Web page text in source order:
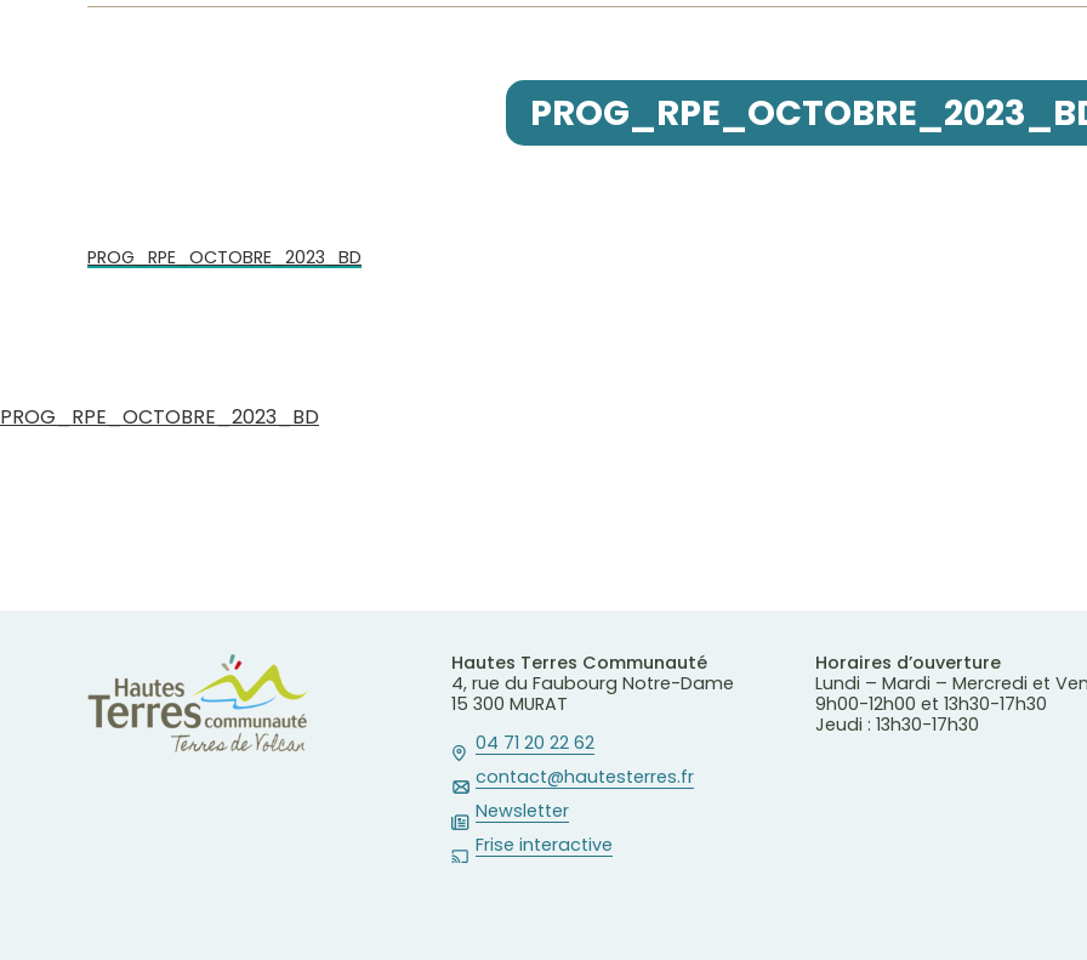
PROG_RPE_OCTOBRE_2023_BD
PROG_RPE_OCTOBRE_2023_BD
Hautes Terres Communauté
4, rue du Faubourg Notre-Dame
15 300 MURAT
04 71 20 22 62
contact@hautesterres.fr
Newsletter
Frise interactive
Horaires d’ouverture
Lundi – Mardi – Mercredi et
9h00-12h00 et 13h30-17h30
Jeudi : 13h30-17h30